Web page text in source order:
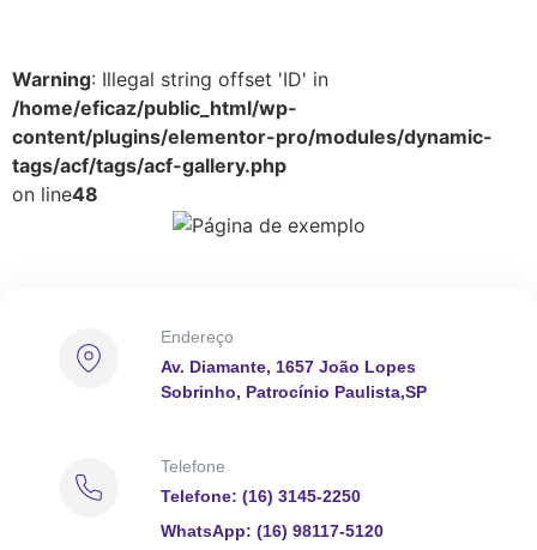
Warning: Illegal string offset 'ID' in
/home/eficaz/public_html/wp-
content/plugins/elementor-pro/modules/dynamic-
tags/acf/tags/acf-gallery.php
on line48
Endereço
Av. Diamante, 1657 João Lopes
Sobrinho, Patrocínio Paulista,SP
Telefone
Telefone: (16) 3145-2250
WhatsApp: (16) 98117-5120